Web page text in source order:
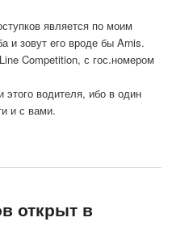
является по моим
и зовут его вроде бы Arnis.
Competition, с гос.номером
водителя, ибо в один
и с вами.
открыт в